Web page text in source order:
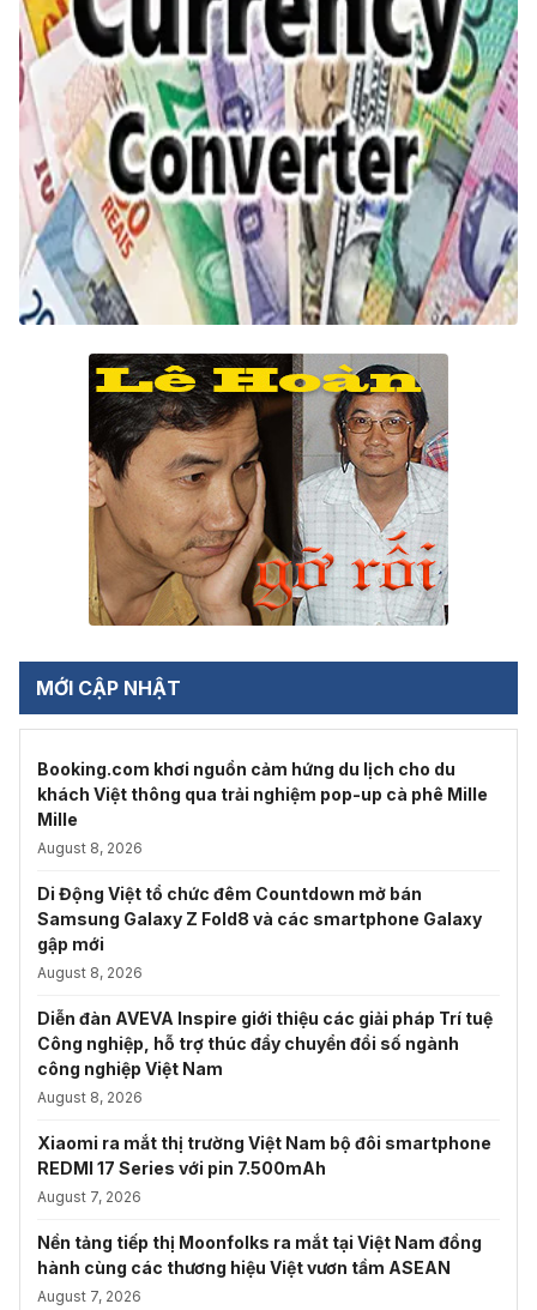
MỚI CẬP NHẬT
Booking.com khơi nguồn cảm hứng du lịch cho du
khách Việt thông qua trải nghiệm pop-up cà phê Mille
Mille
August 8, 2026
Di Động Việt tổ chức đêm Countdown mở bán
Samsung Galaxy Z Fold8 và các smartphone Galaxy
gập mới
August 8, 2026
Diễn đàn AVEVA Inspire giới thiệu các giải pháp Trí tuệ
Công nghiệp, hỗ trợ thúc đẩy chuyển đổi số ngành
công nghiệp Việt Nam
August 8, 2026
Xiaomi ra mắt thị trường Việt Nam bộ đôi smartphone
REDMI 17 Series với pin 7.500mAh
August 7, 2026
Nền tảng tiếp thị Moonfolks ra mắt tại Việt Nam đồng
hành cùng các thương hiệu Việt vươn tầm ASEAN
August 7, 2026